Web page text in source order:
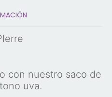
con nuestro saco de
uva.